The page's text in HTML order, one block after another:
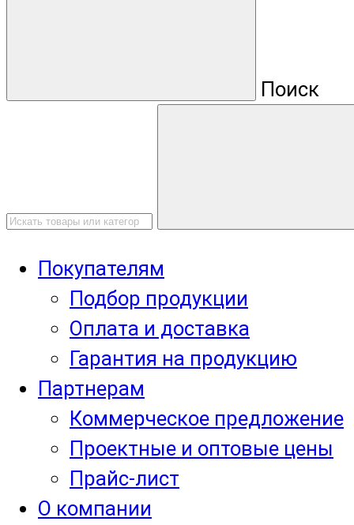
Поиск
Покупателям
Подбор продукции
Оплата и доставка
Гарантия на продукцию
Партнерам
Коммерческое предложение
Проектные и оптовые цены
Прайс-лист
О компании